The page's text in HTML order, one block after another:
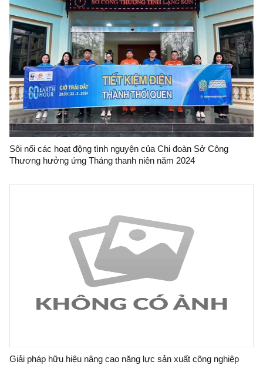
Sôi nổi các hoạt động tình nguyện của Chi đoàn Sở Công
Thương hưởng ứng Tháng thanh niên năm 2024
Giải pháp hữu hiệu nâng cao năng lực sản xuất công nghiệp